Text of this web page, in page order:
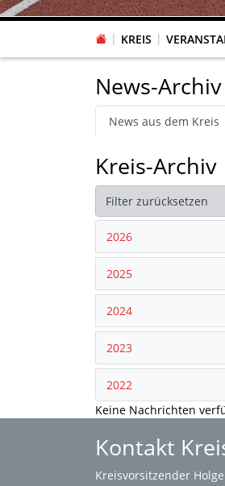
KREIS
News-Archiv
News aus dem Kreis
Kreis-Archiv
Filter zurücksetzen
2026
2025
2024
2023
2022
Keine Nachrichten
Kontakt
Kreisvorsitzender